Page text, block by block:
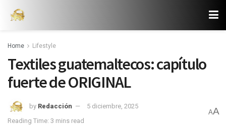
Home Lifestyle
Textiles guatemaltecos: capítulo
fuerte de ORIGINAL
by Redacción
5 diciembre, 2025
Reading Time: 3 mins read
AA